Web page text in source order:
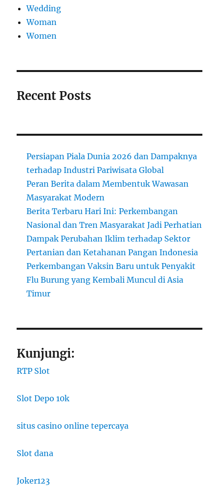
Wedding
Woman
Women
Recent Posts
Persiapan Piala Dunia 2026 dan Dampaknya
terhadap Industri Pariwisata Global
Peran Berita dalam Membentuk Wawasan
Masyarakat Modern
Berita Terbaru Hari Ini: Perkembangan
Nasional dan Tren Masyarakat Jadi Perhatian
Dampak Perubahan Iklim terhadap Sektor
Pertanian dan Ketahanan Pangan Indonesia
Perkembangan Vaksin Baru untuk Penyakit
Flu Burung yang Kembali Muncul di Asia
Timur
Kunjungi:
RTP Slot
Slot Depo 10k
situs casino online tepercaya
Slot dana
Joker123